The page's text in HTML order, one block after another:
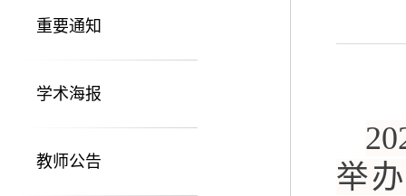
重要通知
学术海报
教师公告
举